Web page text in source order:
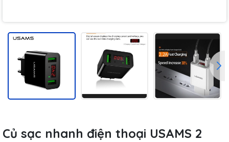
Củ sạc nhanh điện thoại USAMS 2